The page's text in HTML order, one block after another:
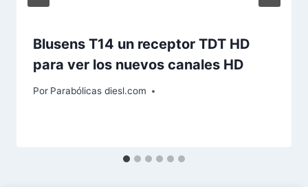
Blusens T14 un receptor TDT HD
para ver los nuevos canales HD
Por Parabólicas diesl.com